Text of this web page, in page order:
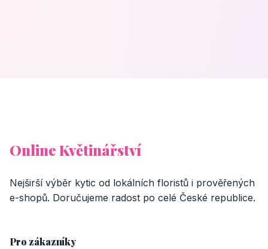
Online Květinářství
Nejširší výběr kytic od lokálních floristů i prověřených
e-shopů. Doručujeme radost po celé České republice.
Pro zákazníky